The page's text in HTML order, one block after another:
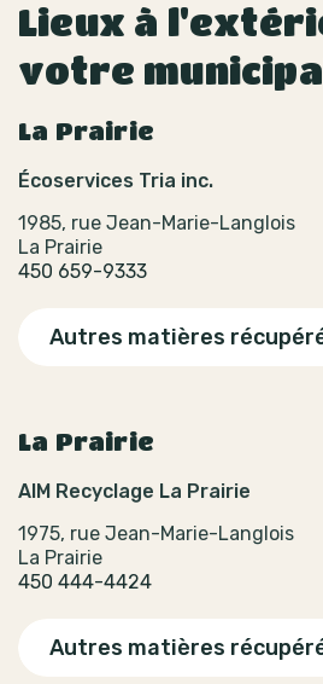
Lieux à
votre
La Prairie
Écoservices Tria inc.
1985, rue Jean-Marie-Langlois
La Prairie
450 659-9333
Autres matières
La Prairie
AIM Recyclage La Prairie
1975, rue Jean-Marie-Langlois
La Prairie
450 444-4424
Autres matières